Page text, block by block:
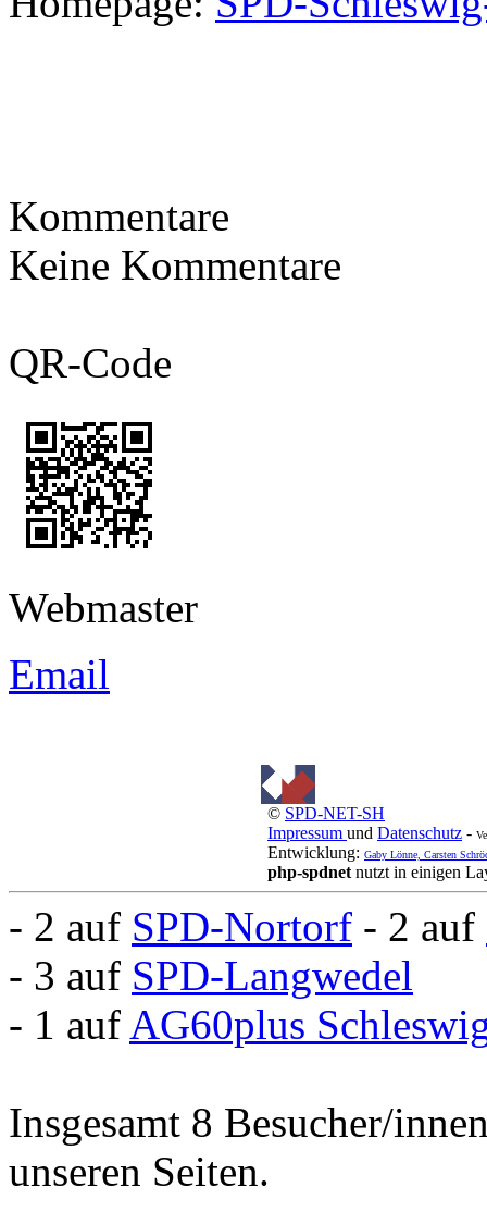
Kommentare
Keine Kommentare
QR-Code
Webmaster
Email
© SPD-NET-SH
Impressum und Datenschutz -
Entwicklung: Gaby Lönne, Carsten
php-spdnet nutzt in einigen
- 2 auf SPD-Nortorf - 2 auf
- 3 auf SPD-Langwedel
- 1 auf AG60plus
Insgesamt 8 Besucher/
unseren Seiten.